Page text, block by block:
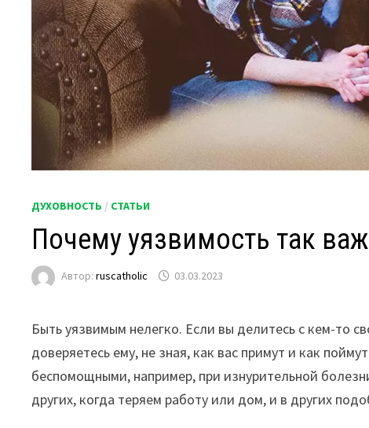
ДУХОВНОСТЬ / СТАТЬИ
Почему уязвимость так
Автор:ruscatholic 03.03.2023
Быть уязвимым нелегко. Если вы делитесь с кем-то
доверяетесь ему, не зная, как вас примут и как
беспомощными, например, при изнурительной
других, когда теряем работу или дом, и в других